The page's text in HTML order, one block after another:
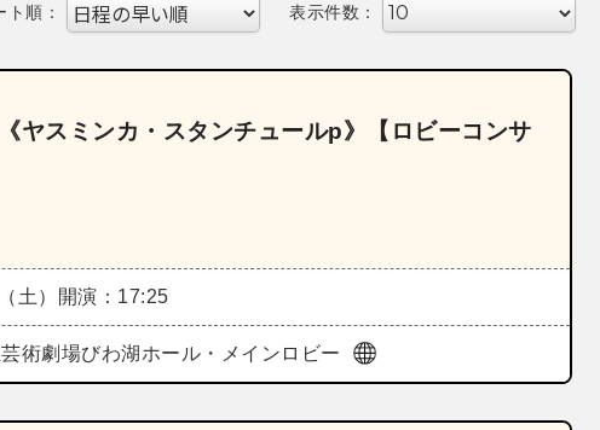
ト順： 表示件数：
スミンカ・スタンチュールp》【ロビーコンサ
土） 開演：17:25
術劇場びわ湖ホール・メインロビー